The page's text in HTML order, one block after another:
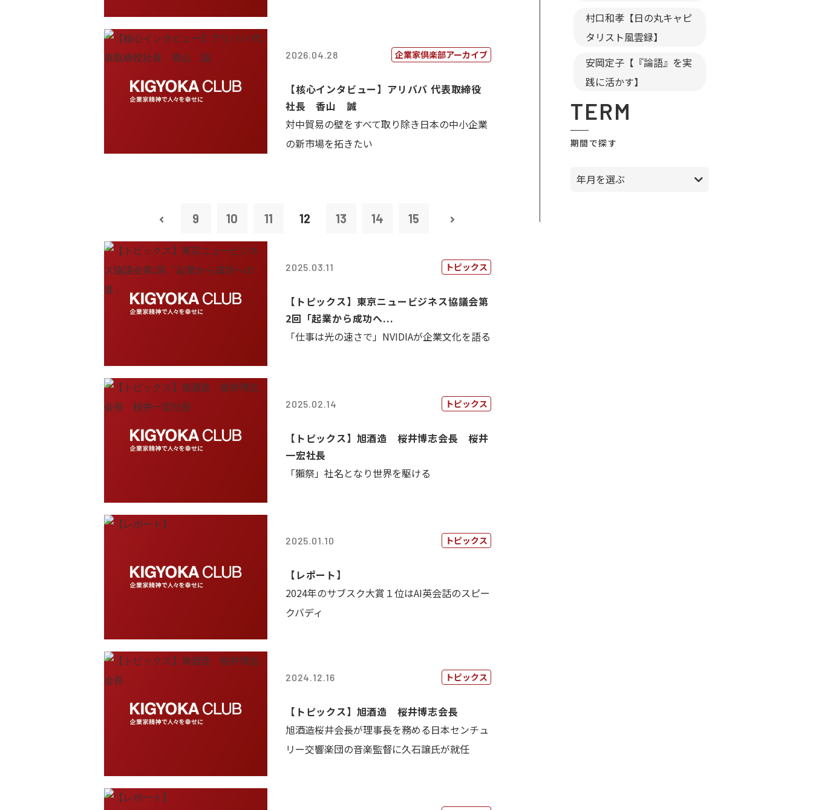
2026.04.28 企業家倶楽部アーカイブ
【核心インタビュー】アリババ 代表取締役
社長 香山 誠
対中貿易の壁をすべて取り除き日本の中小企業
の新市場を拓きたい
9 10 11 12 13 14 15
2025.03.11 トピックス
【トピックス】東京ニュービジネス協議会第
2回「起業から成功へ...
「仕事は光の速さで」NVIDIAが企業文化を語る
2025.02.14 トピックス
【トピックス】旭酒造 桜井博志会長 桜井
一宏社長
「獺祭」社名となり世界を駆ける
2025.01.10 トピックス
【レポート】
2024年のサブスク大賞１位はAI英会話のスピー
クバディ
2024.12.16 トピックス
【トピックス】旭酒造 桜井博志会長
旭酒造桜井会長が理事長を務める日本センチュ
リー交響楽団の音楽監督に久石譲氏が就任
村口和孝【日の丸キャピ
タリスト風雲録】
安岡定子【『論語』を実
践に活かす】
TERM
期間で探す
年月を選ぶ